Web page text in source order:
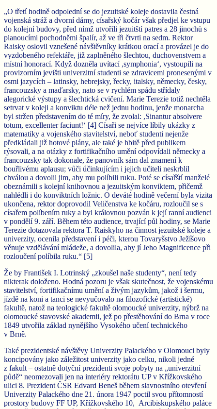
„O třetí hodině odpolední se do jezuitské koleje dostavila čestná
vojenská stráž a dvorní dámy, císařský kočár však předjel ke vstupu
do kolejní budovy, před nímž utvořili jezuitští patres a 28 jinochů s
planoucími pochodněmi špalír, až ve tři čtvrti na sedm. Rektor
Raisky oslovil vznešené návštěvníky krátkou orací a provázel je do
vyzdobeného refektáře, již zaplněného šlechtou, duchovenstvem a
místní honorací. Když dozněla uvítací ,symphonia‘, vystoupili na
provizorním jevišti univerzitní studenti se zdravicemi pronesenými v
osmi jazycích – latinsky, hebrejsky, řecky, italsky, německy, česky,
francouzsky a maďarsky, nato se v rychlém spádu střídaly
alegorické výstupy a šlechtická cvičení. Marie Terezie totiž nechtěla
setrvat v koleji a konviktu déle než jednu hodinu, jenže monarcha
byl stržen představením do té míry, že zvolal: ,Sinantur absolvere
totum, excellenter faciunt!‘ [4] Císaři se nejvíce líbily ukázky z
matematiky a vojenského stavitelství, neboť studenti nejenže
předkládali již hotové plány, ale také je hbitě před publikem
rýsovali, a na otázky z fortifikačního umění odpovídali německy a
francouzsky tak dokonale, že panovník sám dal znamení k
bouřlivému aplausu; vůči účinkujícím i jejich učiteli neskrblil
chválou a dovolil jim, aby mu políbili ruku. Poté se císařští manželé
obeznámili s kolejní knihovnou a jezuitským konviktem, přičemž
nahlédli i do konviktních ložnic. O deváté hodině večerní byla vizita
ukončena, rektor doprovodil Veličenstva ke kočáru, rozloučil se s
císařem políbením ruky a byl královnou pozván k její ranní audienci
v pondělí 9. září. Během této audience, trvající půl hodiny, se Marie
Terezie dotazovala rektora T. Raiskyho na činnost jezuitské koleje a
univerzity, ocenila představení i péči, kterou Tovaryšstvo Ježíšovo
věnuje vzdělávání mládeže, a dovolila, aby jí Jeho Magnificence při
rozloučení políbila ruku.“ [5]
Že by František I. Lotrinský „zkoušel naše studenty“, není tedy
nikterak doloženo. Hodná pozoru je však skutečnost, že vojenskému
stavitelství, fortifikačnímu umění a živým jazykům, jakož i šermu,
jízdě na koni a tanci se nevyučovalo na filozofické (artistické)
fakultě, natož na teologické fakultě olomoucké univerzity, nýbrž na
olomoucké stavovské akademii, jež po přestěhování do Brna v roce
1849 utvořila základ nynějšího Vysokého učení technického
v Brně.
Také prezidentské návštěvy Univerzity Palackého v Olomouci byly
koncipovány jako záležitost univerzity jako celku, nikoli jedné
z fakult – ostatně dotyční prezidenti svoje pobyty na „univerzitní
půdě“ neomezovali jen na interiéry rektorátu UP v Křížkovského
ulici 8. Prezident ČSR Edvard Beneš během slavnostního otevření
Univerzity Palackého dne 21. února 1947 poctil svou přítomností
prostory budovy FF UP, Křížkovského 10, Arcibiskupského paláce